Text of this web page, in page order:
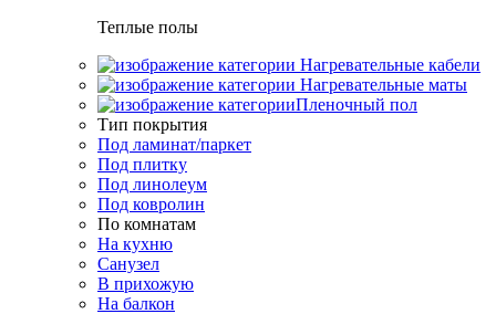
Теплые полы
Нагревательные кабели
Нагревательные маты
Пленочный пол
Тип покрытия
Под ламинат/паркет
Под плитку
Под линолеум
Под ковролин
По комнатам
На кухню
Санузел
В прихожую
На балкон